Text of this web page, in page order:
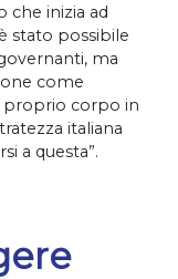
inizia ad
stato possibile
ma
come
proprio corpo in
italiana
a questa”.